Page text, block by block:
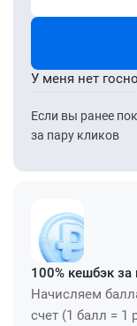
Если вы ранее
за пару кликов
У меня нет
100% кешбэк за
Начисляем
счет (1 балл = 1